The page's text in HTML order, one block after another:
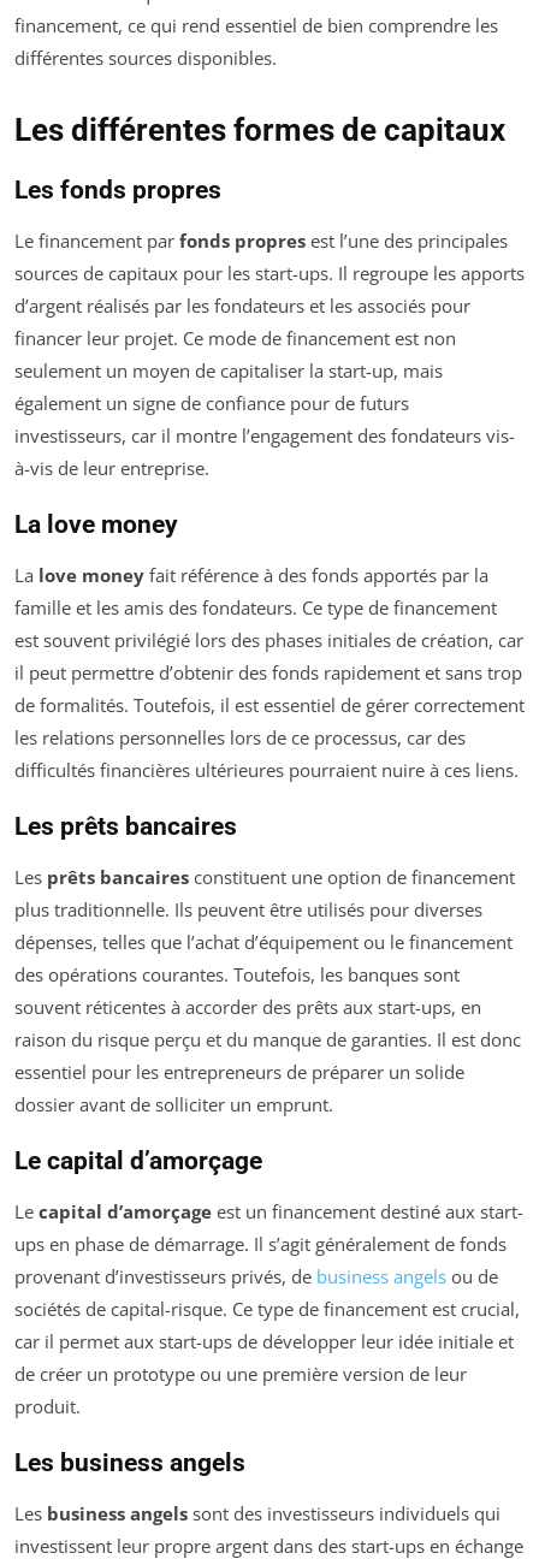
financement, ce qui rend essentiel de bien comprendre les
différentes sources disponibles.
Les différentes formes de capitaux
Les fonds propres
Le financement par fonds propres est l’une des principales
sources de capitaux pour les start-ups. Il regroupe les apports
d’argent réalisés par les fondateurs et les associés pour
financer leur projet. Ce mode de financement est non
seulement un moyen de capitaliser la start-up, mais
également un signe de confiance pour de futurs
investisseurs, car il montre l’engagement des fondateurs vis-
à-vis de leur entreprise.
La love money
La love money fait référence à des fonds apportés par la
famille et les amis des fondateurs. Ce type de financement
est souvent privilégié lors des phases initiales de création, car
il peut permettre d’obtenir des fonds rapidement et sans trop
de formalités. Toutefois, il est essentiel de gérer correctement
les relations personnelles lors de ce processus, car des
difficultés financières ultérieures pourraient nuire à ces liens.
Les prêts bancaires
Les prêts bancaires constituent une option de financement
plus traditionnelle. Ils peuvent être utilisés pour diverses
dépenses, telles que l’achat d’équipement ou le financement
des opérations courantes. Toutefois, les banques sont
souvent réticentes à accorder des prêts aux start-ups, en
raison du risque perçu et du manque de garanties. Il est donc
essentiel pour les entrepreneurs de préparer un solide
dossier avant de solliciter un emprunt.
Le capital d’amorçage
Le capital d’amorçage est un financement destiné aux start-
ups en phase de démarrage. Il s’agit généralement de fonds
provenant d’investisseurs privés, de business angels ou de
sociétés de capital-risque. Ce type de financement est crucial,
car il permet aux start-ups de développer leur idée initiale et
de créer un prototype ou une première version de leur
produit.
Les business angels
Les business angels sont des investisseurs individuels qui
investissent leur propre argent dans des start-ups en échange